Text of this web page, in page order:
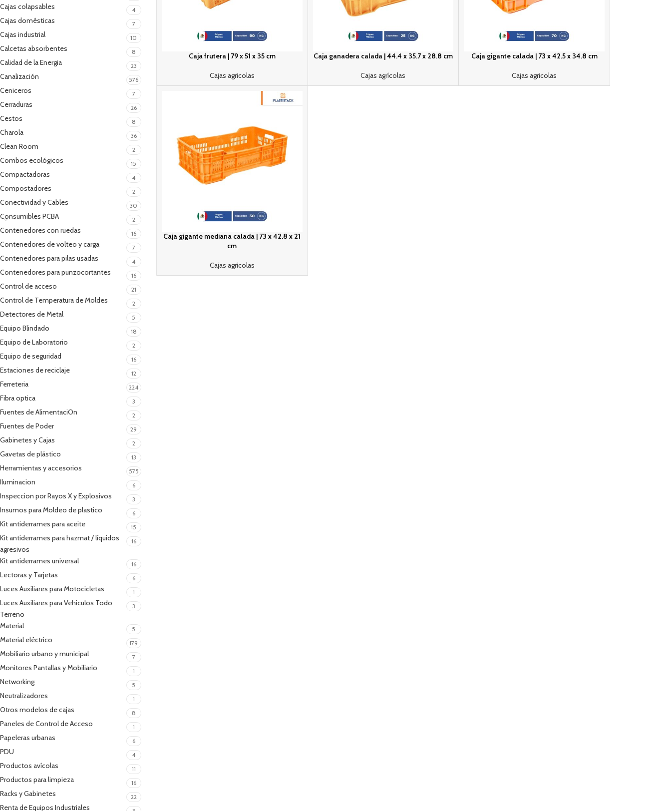
Cajas colapsables 4
Cajas domésticas 7
Cajas industrial 10
Calcetas absorbentes 8
Calidad de la Energia 23
Canalización 576
Ceniceros 7
Cerraduras 26
Cestos 8
Charola 36
Clean Room 2
Combos ecológicos 15
Compactadoras 4
Compostadores 2
Conectividad y Cables 30
Consumibles PCBA 2
Contenedores con ruedas 16
Contenedores de volteo y carga 7
Contenedores para pilas usadas 4
Contenedores para punzocortantes 16
Control de acceso 21
Control de Temperatura de Moldes 2
Detectores de Metal 5
Equipo Blindado 18
Equipo de Laboratorio 2
Equipo de seguridad 16
Estaciones de reciclaje 12
Ferreteria 224
Fibra optica 3
Fuentes de AlimentaciOn 2
Fuentes de Poder 29
Gabinetes y Cajas 2
Gavetas de plástico 13
Herramientas y accesorios 575
Iluminacion 6
Inspeccion por Rayos X y Explosivos 3
Insumos para Moldeo de plastico 6
Kit antiderrames para aceite 15
Kit antiderrames para hazmat / líquidos
agresivos
16
Kit antiderrames universal 16
Lectoras y Tarjetas 6
Luces Auxiliares para Motocicletas 1
Luces Auxiliares para Vehiculos Todo
Terreno
3
Material 5
Material eléctrico 179
Mobiliario urbano y municipal 7
Monitores Pantallas y Mobiliario 1
Networking 5
Neutralizadores 1
Otros modelos de cajas 8
Paneles de Control de Acceso 1
Papeleras urbanas 6
PDU 4
Productos avícolas 11
Productos para limpieza 16
Racks y Gabinetes 22
Renta de Equipos Industriales
Caja frutera | 79 x 51 x 35 cm
Cajas agrícolas
Caja ganadera calada | 44.4 x 35.7 x 28.8 cm
Cajas agrícolas
Caja gigante calada | 73 x 42.5 x 34.8 cm
Cajas agrícolas
Caja gigante mediana calada | 73 x 42.8 x 21
cm
Cajas agrícolas